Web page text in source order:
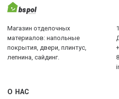
Магазин отделочных
материалов: напольные
покрытия, двери, плинтус,
лепнина, сайдинг.
О НАС